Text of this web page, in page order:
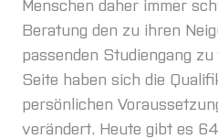
Beratung den zu ihren
passenden Studiengang
Seite haben sich die
persönlichen
verändert. Heute gibt es